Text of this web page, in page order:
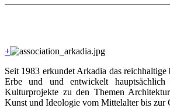
+
Seit 1983 erkundet Arkadia das reichhaltige
Erbe und und entwickelt
Kulturprojekte zu den Themen
Kunst und Ideologie vom Mittelalter bis zur